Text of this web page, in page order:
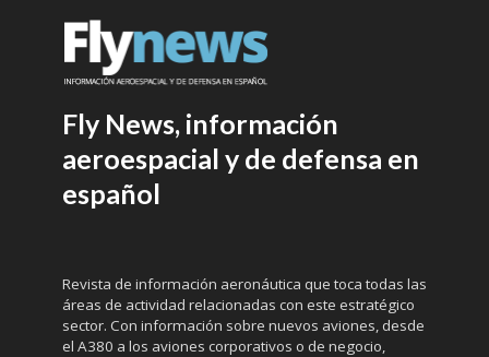
Fly News, información
aeroespacial y de defensa en
español
Revista de información aeronáutica que toca todas las
áreas de actividad relacionadas con este estratégico
sector. Con información sobre nuevos aviones, desde
el A380 a los aviones corporativos o de negocio,